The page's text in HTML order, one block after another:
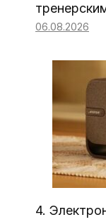
06.08.2026
4.